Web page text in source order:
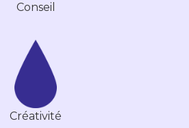
Conseil
Créativité